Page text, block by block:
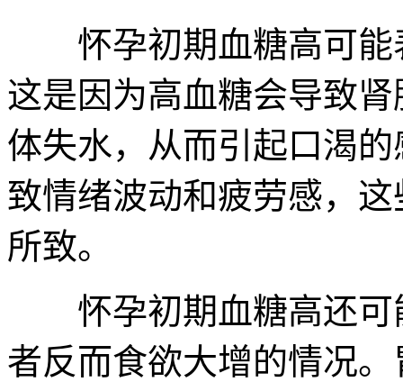
怀孕初期血糖高可能
这是因为高血糖会导致
体失水，从而引起口渴
致情绪波动和疲劳感，
所致。
怀孕初期血糖高还可
者反而食欲大增的情况